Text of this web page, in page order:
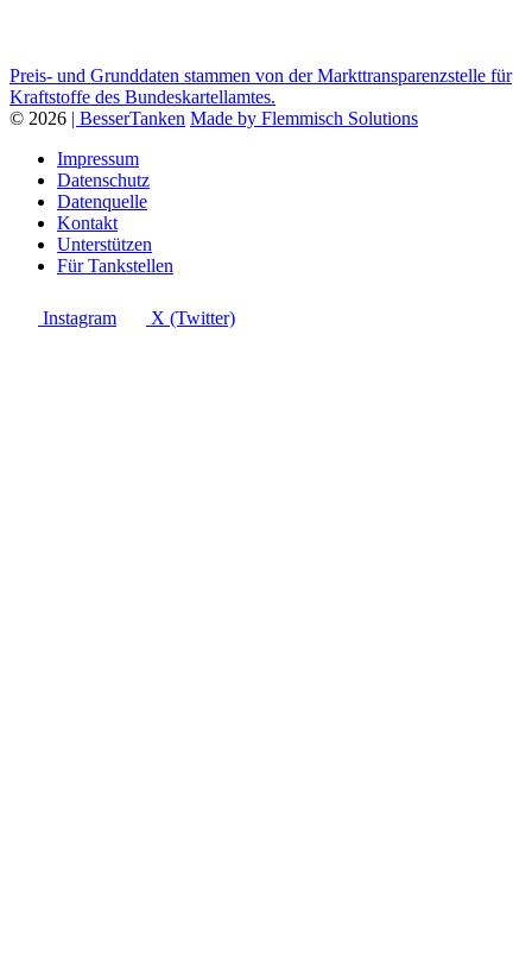
Preis- und Grunddaten stammen von der Markttransparenzstelle für
Kraftstoffe des Bundeskartellamtes.
© 2026 | BesserTanken Made by Flemmisch Solutions
Impressum
Datenschutz
Datenquelle
Kontakt
Unterstützen
Für Tankstellen
Instagram X (Twitter)